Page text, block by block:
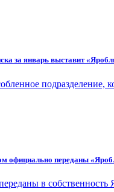
за январь выставит
официально переданы
в собственность